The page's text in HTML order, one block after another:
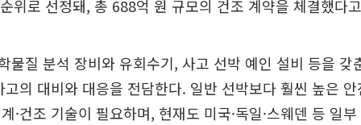
위로 선정돼, 총 688억 원 규모의 건조 계약을 체결했다
물질 분석 장비와 유회수기, 사고 선박 예인 설비 등을 갖
의 대비와 대응을 전담한다. 일반 선박보다 훨씬 높은
·건조 기술이 필요하며, 현재도 미국·독일·스웨덴 등 일